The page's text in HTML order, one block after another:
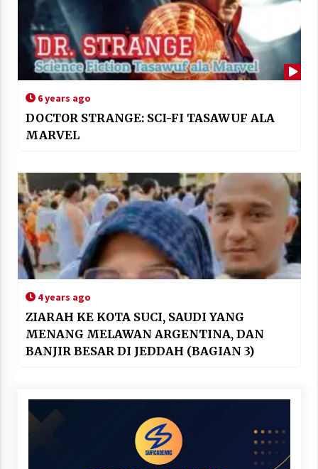
6 years ago
DOCTOR STRANGE: SCI-FI TASAWUF ALA
MARVEL
4 years ago
ZIARAH KE KOTA SUCI, SAUDI YANG
MENANG MELAWAN ARGENTINA, DAN
BANJIR BESAR DI JEDDAH (BAGIAN 3)